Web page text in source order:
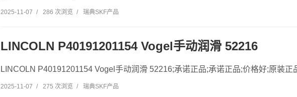
2025-11-07 / 286 次浏览 / 瑞典SKF产品
LINCOLN P40191201154 Vogel手动润滑 52216
LINCOLN P40191201154 Vogel手动润滑 52216;承诺正品;承诺正品;价格好;原装正
2025-11-07 / 275 次浏览 / 瑞典SKF产品